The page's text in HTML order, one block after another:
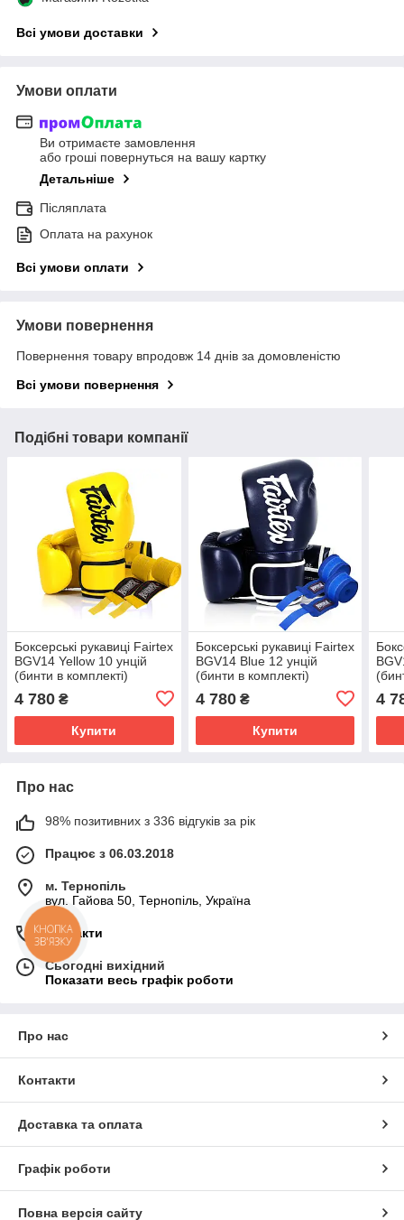
Всі умови доставки
Умови оплати
Ви отримаєте замовлення
або гроші повернуться на вашу картку
Детальніше
Післяплата
Оплата на рахунок
Всі умови оплати
Умови повернення
Повернення товару впродовж 14 днів за домовленістю
Всі умови повернення
Подібні товари компанії
Боксерські рукавиці Fairtex
BGV14 Yellow 10 унцій
(бинти в комплекті)
4 780 ₴
Купити
Боксерські рукавиці Fairtex
BGV14 Blue 12 унцій
(бинти в комплекті)
4 780₴
Купити
4
Про нас
98% позитивних з 336 відгуків за рік
Працює з 06.03.2018
м. Тернопіль
вул. Гайова 50, Тернопіль, Україна
Контакти
Сьогодні вихідний
Показати весь графік роботи
Про нас
Контакти
Доставка та оплата
Графік роботи
Повна версія сайту
КНОПКА
ЗВ'ЯЗКУ